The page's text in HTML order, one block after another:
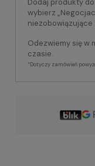
Dodaj produkty
wybierz
niezobowiązujące
Odezwiemy się w
czasie.
*Dotyczy zamówień